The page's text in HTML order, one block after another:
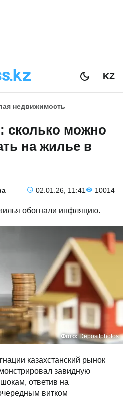
KZ
недвижимость
сколько можно
на жилье в
02.01.26, 11:41 10014
обогнали инфляцию.
Фото:Depositphotos
казахстанский рынок
завидную
ответив на
витком